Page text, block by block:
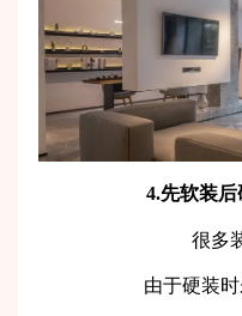
4.先软装
很多
由于硬装